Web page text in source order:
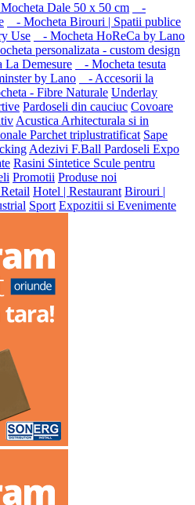
Dale 50 x 50 cm
-
- Mocheta Birouri | Spatii publice
Use
- Mocheta HoReCa by Lano
personalizata - custom design
La Demesure
- Mocheta tesuta
by Lano
- Accesorii la
- Fibre Naturale Underlay
Pardoseli din cauciuc Covoare
Acustica Arhitecturala si in
Parchet triplustratificat Sape
Adezivi F.Ball Pardoseli Expo
Rasini Sintetice Scule pentru
Promotii Produse noi
Hotel | Restaurant Birouri |
Sport Expozitii si Evenimente